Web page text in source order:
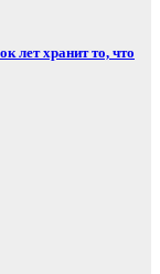
лет хранит то, что